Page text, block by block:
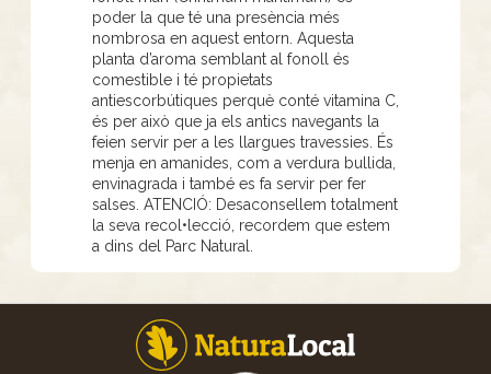
poder la que té una presència més
nombrosa en aquest entorn. Aquesta
planta d’aroma semblant al fonoll és
comestible i té propietats
antiescorbútiques perquè conté vitamina C,
és per això que ja els antics navegants la
feien servir per a les llargues travessies. És
menja en amanides, com a verdura bullida,
envinagrada i també es fa servir per fer
salses. ATENCIÓ: Desaconsellem totalment
la seva recol•lecció, recordem que estem
a dins del Parc Natural.